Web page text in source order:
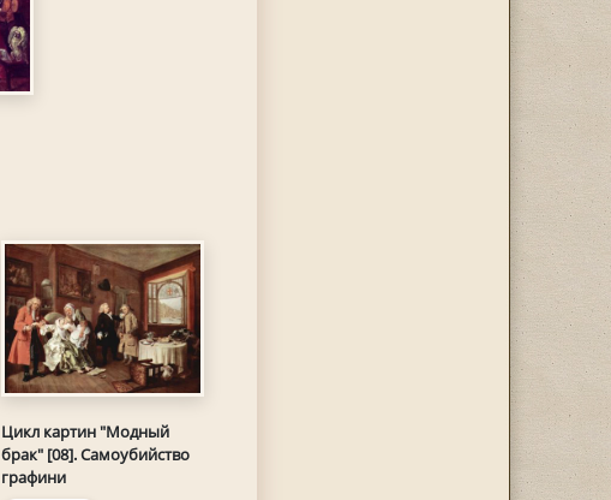
Цикл картин "Модный
брак" [08]. Самоубийство
графини